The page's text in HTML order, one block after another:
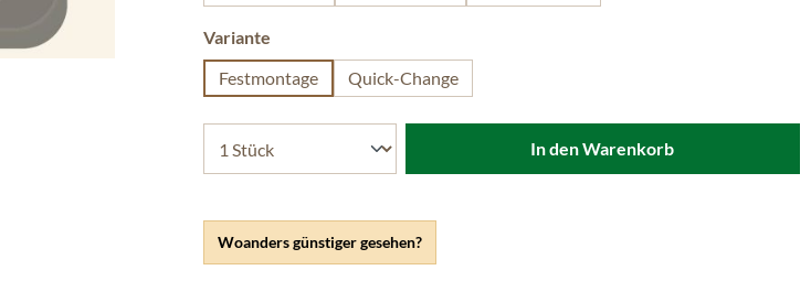
Woanders günstiger gesehen?
Variante
Festmontage
Quick-Change
In den Warenkorb